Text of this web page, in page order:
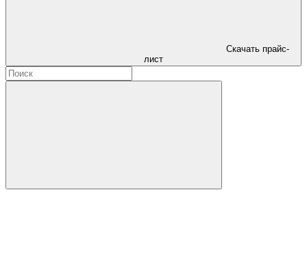
Скачать прайс-
лист